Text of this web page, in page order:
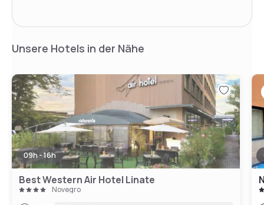
Unsere Hotels in der Nähe
09h - 16h
Best Western Air Hotel Linate
Novegro